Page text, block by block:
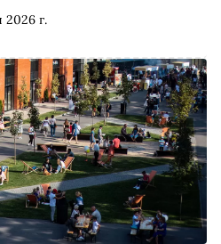
2026 г.